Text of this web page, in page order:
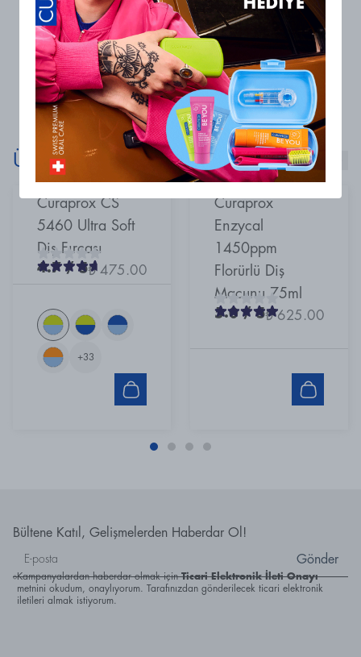
0 Yorum
Henüz yorum bulunmamaktadır
Ürünlerimizi Keşfet!
Curaprox CS
5460 Ultra Soft
Diş Fırçası
4.7/ 5₺ 475.00
+33
Curaprox
Enzycal
1450ppm
Florürlü Diş
Macunu 75ml
5.0/ 5₺ 625.00
Bültene Katıl, Gelişmelerden Haberdar Ol!
Gönder
Kampanyalardan haberdar olmak için Ticari Elektronik İleti Onayı
metnini okudum, onaylıyorum. Tarafınızdan gönderilecek ticari elektronik
iletileri almak istiyorum.